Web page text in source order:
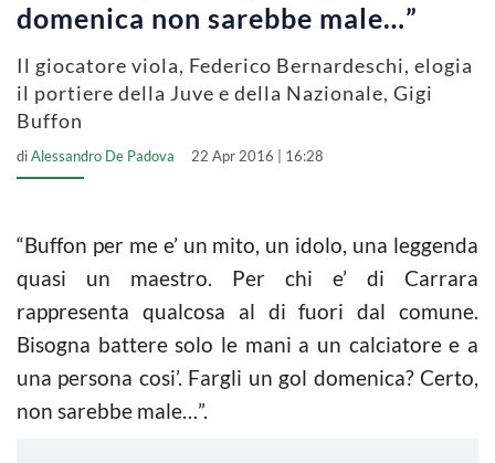
domenica non sarebbe male…”
Il giocatore viola, Federico Bernardeschi, elogia
il portiere della Juve e della Nazionale, Gigi
Buffon
diAlessandro De Padova 22 Apr 2016 | 16:28
“Buffon per me e’ un mito, un idolo, una leggenda
quasi un maestro. Per chi e’ di Carrara
rappresenta qualcosa al di fuori dal comune.
Bisogna battere solo le mani a un calciatore e a
una persona cosi’. Fargli un gol domenica? Certo,
non sarebbe male…”.